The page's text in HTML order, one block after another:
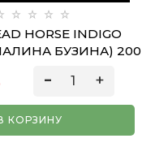
HORSE INDIGO
БУЗИНА) 200
КОРЗИНУ